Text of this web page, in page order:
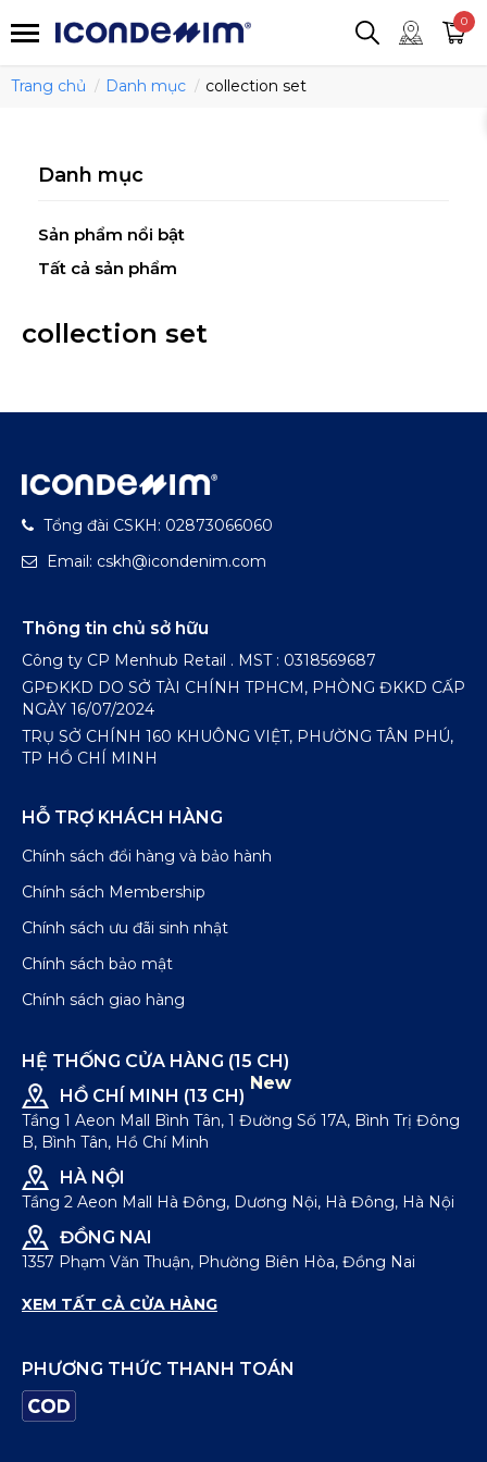
0
Trang chủ Danh mục collection set
Danh mục
Sản phẩm nổi bật
Tất cả sản phẩm
collection set
Tổng đài CSKH: 02873066060
Email: cskh@icondenim.com
Thông tin chủ sở hữu
Công ty CP Menhub Retail . MST : 0318569687
GPĐKKD DO SỞ TÀI CHÍNH TPHCM, PHÒNG ĐKKD CẤP
NGÀY 16/07/2024
TRỤ SỞ CHÍNH 160 KHUÔNG VIỆT, PHƯỜNG TÂN PHÚ,
TP HỒ CHÍ MINH
HỖ TRỢ KHÁCH HÀNG
Chính sách đổi hàng và bảo hành
Chính sách Membership
Chính sách ưu đãi sinh nhật
Chính sách bảo mật
Chính sách giao hàng
HỆ THỐNG CỬA HÀNG (15 CH)
HỒ CHÍ MINH (13 CH)
New
Tầng 1 Aeon Mall Bình Tân, 1 Đường Số 17A, Bình Trị Đông
B, Bình Tân, Hồ Chí Minh
HÀ NỘI
Tầng 2 Aeon Mall Hà Đông, Dương Nội, Hà Đông, Hà Nội
ĐỒNG NAI
1357 Phạm Văn Thuận, Phường Biên Hòa, Đồng Nai
XEM TẤT CẢ CỬA HÀNG
PHƯƠNG THỨC THANH TOÁN